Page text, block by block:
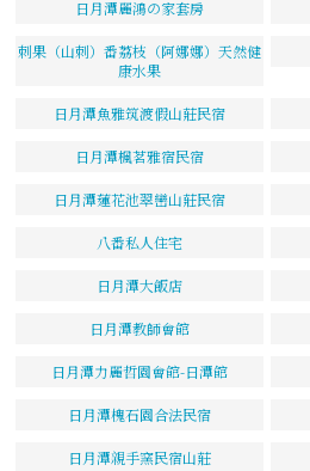
日月潭麗鴻の家套房
刺果（山刺）番荔枝（阿娜娜）天然健
康水果
日月潭魚雅筑渡假山莊民宿
日月潭楓茗雅宿民宿
日月潭蓮花池翠巒山莊民宿
八番私人住宅
日月潭大飯店
日月潭教師會館
日月潭力麗哲園會館-日潭館
日月潭槐石園合法民宿
日月潭親手窯民宿山莊